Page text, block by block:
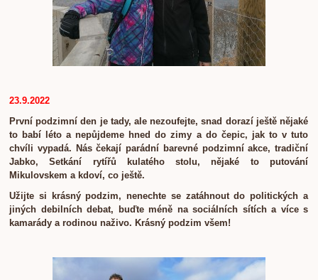
23.9.2022
První podzimní den je tady, ale nezoufejte, snad dorazí ještě nějaké
to babí léto a nepůjdeme hned do zimy a do čepic, jak to v tuto
chvíli vypadá. Nás čekají parádní barevné podzimní akce, tradiční
Jabko, Setkání rytířů kulatého stolu, nějaké to putování
Mikulovskem a kdoví, co ještě.
Užijte si krásný podzim, nenechte se zatáhnout do politických a
jiných debilních debat, buďte méně na sociálních sítích a více s
kamarády a rodinou naživo. Krásný podzim všem!